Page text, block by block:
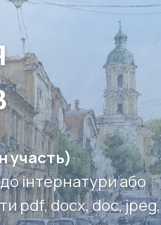
участь)
інтернатури або
pdf, docx, doc, jpeg,